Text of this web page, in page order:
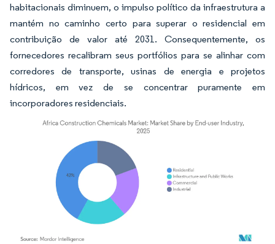
habitacionais diminuem, o impulso político da infraestrutura a
mantém no caminho certo para superar o residencial em
contribuição de valor até 2031. Consequentemente, os
fornecedores recalibram seus portfólios para se alinhar com
corredores de transporte, usinas de energia e projetos
hídricos, em vez de se concentrar puramente em
incorporadores residenciais.